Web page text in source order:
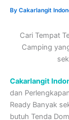
By Cakarlangit
Cari Tempat
Camping
Cakarlangit
dan
Ready Banyak
butuh Tenda